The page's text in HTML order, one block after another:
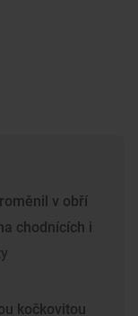
v obří
chodnících i
kočkovitou